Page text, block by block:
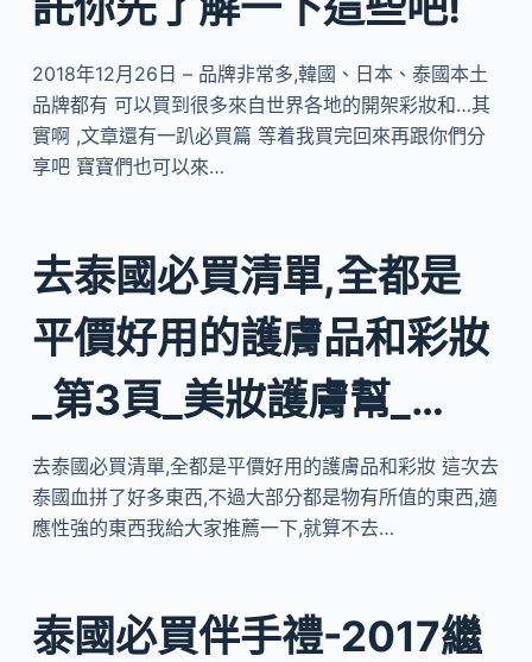
2018年12月26日 – 品牌非常多,韓國、日本、泰國本土
品牌都有 可以買到很多來自世界各地的開架彩妝和…其
實啊 ,文章還有一趴必買篇 等着我買完回來再跟你們分
享吧 寶寶們也可以來…
去泰國必買清單,全都是
平價好用的護膚品和彩妝
_第3頁_美妝護膚幫_…
去泰國必買清單,全都是平價好用的護膚品和彩妝 這次去
泰國血拼了好多東西,不過大部分都是物有所值的東西,適
應性強的東西我給大家推薦一下,就算不去…
泰國必買伴手禮-2017繼